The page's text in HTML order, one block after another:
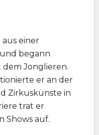
einer
begann
dem Jonglieren.
er an der
Zirkuskünste in
trat er
Shows auf.